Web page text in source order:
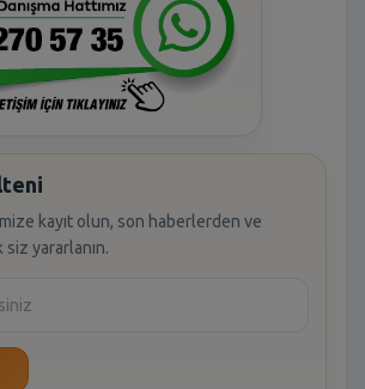
kayıt olun, son haberlerden ve
yararlanın.